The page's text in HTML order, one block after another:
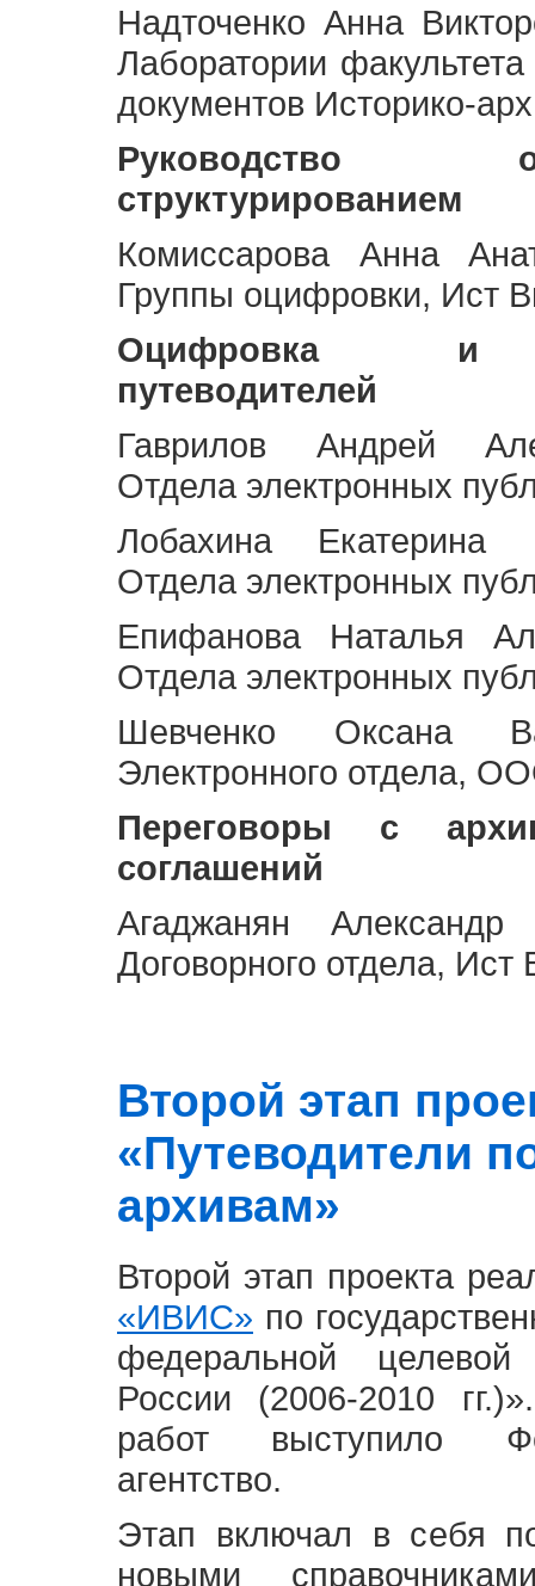
Надточенко Анна
Лаборатории
документов Историко-
Руководство
структурированием
Комиссарова Анна
Группы оцифровки, Ист
Оцифровка и
путеводителей
Гаврилов Андрей
Отдела электронных
Лобахина Екатерина
Отдела электронных
Епифанова Наталья
Отдела электронных
Шевченко Оксана
Электронного отдела,
Переговоры с
соглашений
Агаджанян Александр
Договорного отдела,
Второй этап
«Путеводители
архивам»
Второй этап проекта
«ИВИС» по
федеральной
России (2006-2010
работ выступило
агентство.
Этап включал в себя
новыми